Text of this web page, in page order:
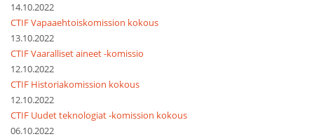
14.10.2022
CTIF Vapaaehtoiskomission kokous
13.10.2022
CTIF Vaaralliset aineet -komissio
12.10.2022
CTIF Historiakomission kokous
12.10.2022
CTIF Uudet teknologiat -komission kokous
06.10.2022